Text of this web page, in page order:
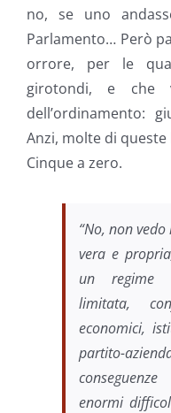
no, se uno
Parlamento… Però
orrore, per le
girotondi, e che
dell’ordinamento:
Anzi, molte di queste
Cinque a zero.
“No, non
vera e
un regime
limitata,
economici,
partito-
enormi